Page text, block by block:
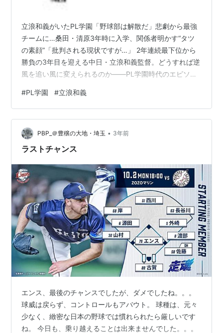
立浪和義がいたPL学園「野球部は解散だ」悲劇から最強
チームに…桑田・清原3年時に入学、関係者明かす“タツ
の素顔”「批判される現状ですが…」 2年連続最下位から
勝負の3年目を迎える中日・立浪和義監督。どうすれば逆
風を追い風に変えられるのか――PL学園時代のエピソー
2024年シーズンの光明を見出してゆく。 立浪和義とPL
学園の同期生である野村弘樹(元横浜)は言う。 「タツほ
ど正直で、真摯に野球と向き合ってきた男はいません。1
年や2年で結果を残せるのなら誰も苦労しない。ここまで
の2年間は土を耕し、種をまいてきて、岡林(勇希)のよう
#PL学園 #立浪和義
PBP_＠豊穣の大地・埼玉 • 3年前
ラストチャンス
エンス、最後のチャンスでしたが、ダメでしたね。。。
球威は戻らず、コントロールもアバウト。 球種は、元々
少なく、緻密な日本の野球では慣れられたら厳しいです
ね。 今日も、乗り越えることは出来ませんでした。。。